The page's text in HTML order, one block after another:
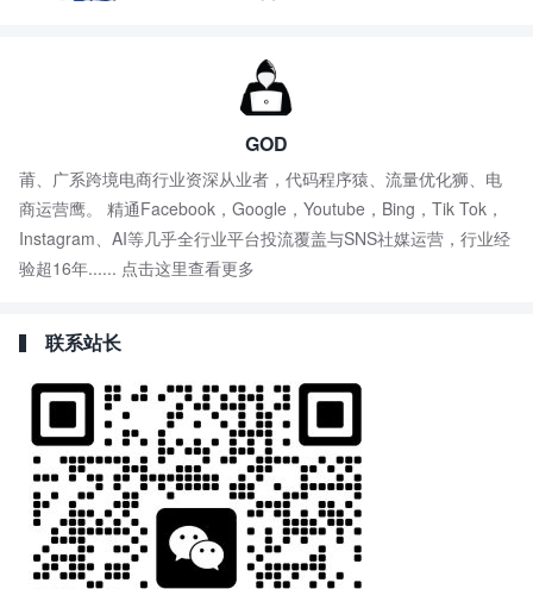
GOD
莆、广系跨境电商行业资深从业者，代码程序猿、流量优化狮、电
商运营鹰。 精通Facebook，Google，Youtube，Bing，Tik Tok，
Instagram、AI等几乎全行业平台投流覆盖与SNS社媒运营，行业经
验超16年...... 点击这里查看更多
联系站长